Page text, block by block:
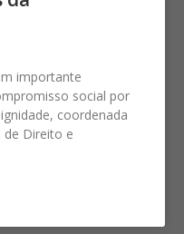
importante
social por
coordenada
de Direito e